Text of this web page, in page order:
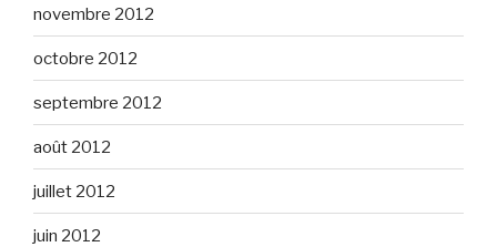
novembre 2012
octobre 2012
septembre 2012
août 2012
juillet 2012
juin 2012